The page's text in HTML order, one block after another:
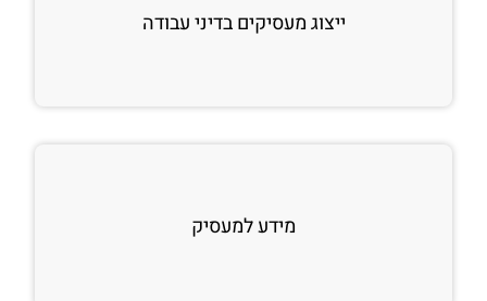
ייצוג מעסיקים בדיני עבודה
מידע למעסיק